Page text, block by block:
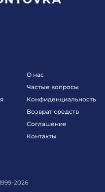
О нас
Частые вопросы
Конфиденциальность
Возврат средств
Соглашение
Контакты
2026